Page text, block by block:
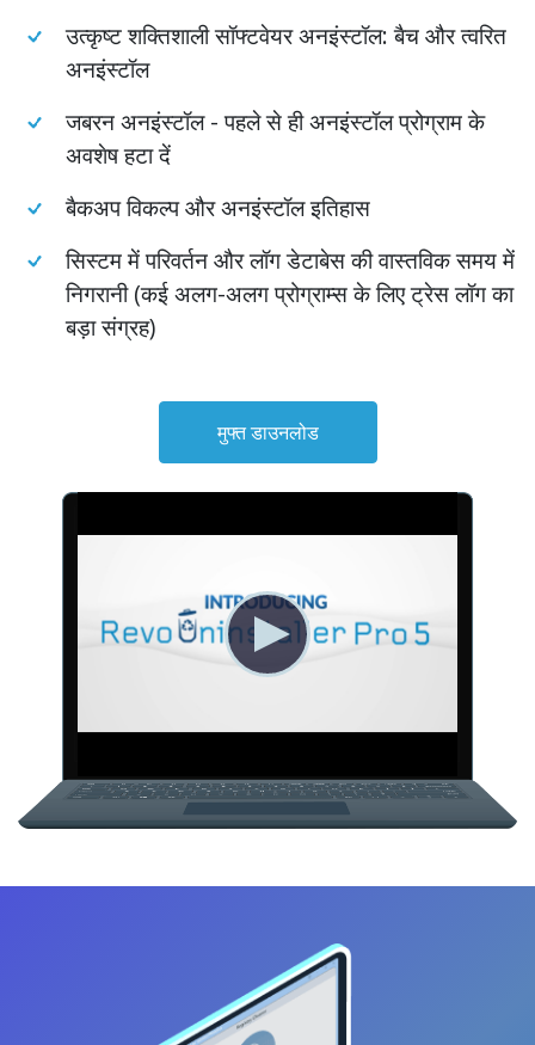
उत्कृष्ट शक्तिशाली सॉफ्टवेयर अनइंस्टॉल: बैच और त्वरित
अनइंस्टॉल
जबरन अनइंस्टॉल - पहले से ही अनइंस्टॉल प्रोग्राम के
अवशेष हटा दें
बैकअप विकल्प और अनइंस्टॉल इतिहास
सिस्टम में परिवर्तन और लॉग डेटाबेस की वास्तविक समय में
निगरानी (कई अलग-अलग प्रोग्राम्स के लिए ट्रेस लॉग का
बड़ा संग्रह)
मुफ्त डाउनलोड